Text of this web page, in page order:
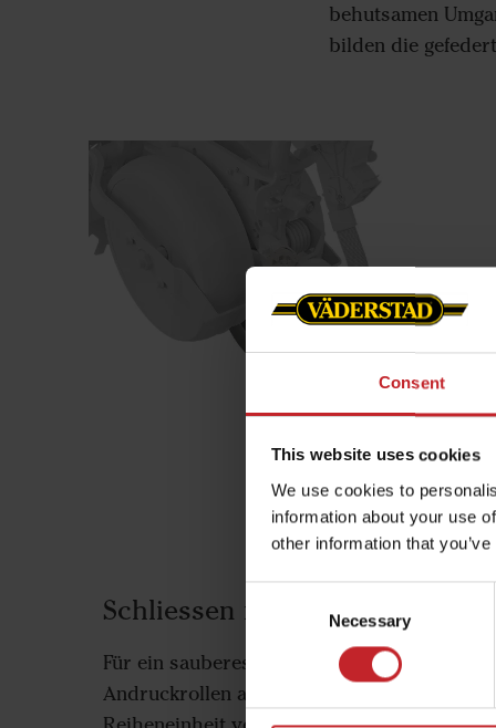
Consent
This website uses cookies
We use cookies to
information about your use
other information that
Selection
Necessary
behutsamen
bilden die
Schliessen nach Bedarf
Für ein sauberes Schliessen des
Andruckrollen angepasst werden. Der